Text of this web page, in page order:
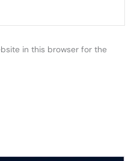
in this browser for the